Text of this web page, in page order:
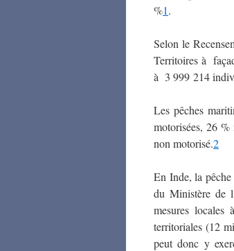
%1.
Selon le
Territoires à
à 3 999 214
Les pêches
motorisées, 26
non motorisé.2
En Inde, la
du Ministère de
mesures
territoriales (12
peut donc y